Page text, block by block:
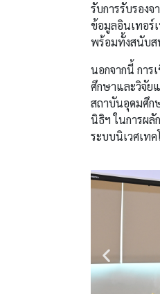
รับการรับรอง
ข้อมูลอินเทอร์
พร้อมทั้งสนับส
นอกจากนี้ การ
ศึกษาและวิจัย
สถาบันอุดมศึก
นิธิฯ ในการผ
ระบบนิเวศเท